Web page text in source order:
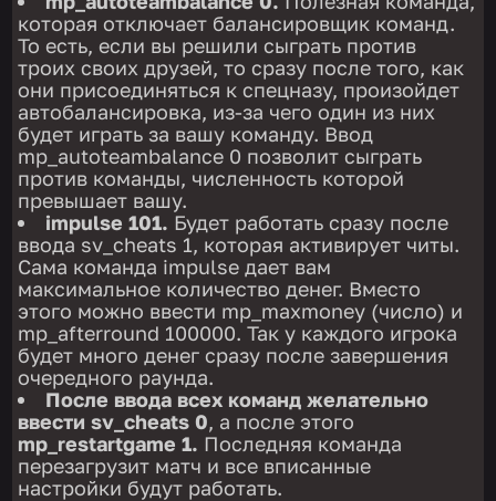
которая отключает балансировщик команд.
То есть, если вы решили сыграть против
троих своих друзей, то сразу после того, как
они присоединяться к спецназу, произойдет
автобалансировка, из-за чего один из них
будет играть за вашу команду. Ввод
mp_autoteambalance 0 позволит сыграть
против команды, численность которой
превышает вашу.
impulse 101. Будет работать сразу после
ввода sv_cheats 1, которая активирует читы.
Сама команда impulse дает вам
максимальное количество денег. Вместо
этого можно ввести mp_maxmoney (число) и
mp_afterround 100000. Так у каждого игрока
будет много денег сразу после завершения
очередного раунда.
После ввода всех команд желательно
ввести sv_cheats 0, а после этого
mp_restartgame 1. Последняя команда
перезагрузит матч и все вписанные
настройки будут работать.